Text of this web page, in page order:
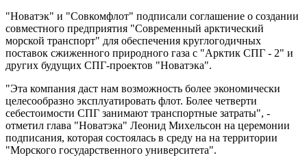
"Новатэк" и "Совкомфлот" подписали соглашение о создании
совместного предприятия "Современный арктический
морской транспорт" для обеспечения круглогодичных
поставок сжиженного природного газа с "Арктик СПГ - 2" и
других будущих СПГ-проектов "Новатэка".
"Эта компания даст нам возможность более экономически
целесообразно эксплуатировать флот. Более четверти
себестоимости СПГ занимают транспортные затраты", -
отметил глава "Новатэка" Леонид Михельсон на церемонии
подписания, которая состоялась в среду на на территории
"Морского государственного университета".